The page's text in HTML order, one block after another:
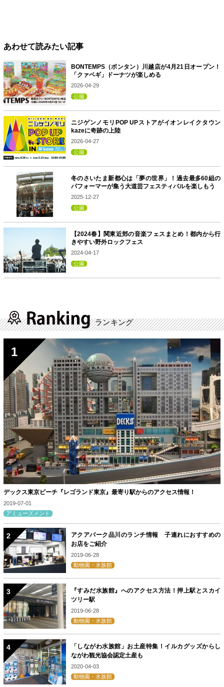
あわせて読みたい記事
BONTEMPS（ボンタン）川越店が4月21日オープン！
「クァベギ」ドーナツが楽しめる
2026-04-29
公園
ニジゲンノモリPOP UPストアがイオンレイクタウン
kazeに奇跡の上陸
2026-04-27
公園
冬のさいたま新都心は「夢の世界」！過去最多60組の
パフォーマーが集う大道芸フェスティバルを楽しもう
2025-12-27
公園
【2024春】関東近郊の音楽フェスまとめ！都内から行
きやすい野外ロックフェス
2024-04-17
公園
ランキング
デックス東京ビーチ『レゴランド東京』最寄り駅からのアクセス情報！
2019-07-01
アミューズメント
アクアパーク品川のランチ情報 子連れにおすすめの
お店をご紹介
2019-06-28
動物園・水族館
『すみだ水族館』へのアクセス方法！押上駅とスカイ
ツリー駅
2019-06-28
動物園・水族館
「しながわ水族館」お土産特集！イルカグッズからし
ながわ観光協会認定土産も
2020-04-03
動物園・水族館